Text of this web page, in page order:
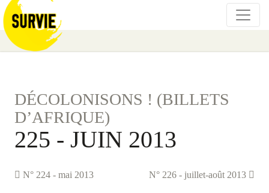
DÉCOLONISONS ! (BILLETS
D’AFRIQUE)
225 - JUIN 2013
N° 224 - mai 2013 N° 226 - juillet-août 2013